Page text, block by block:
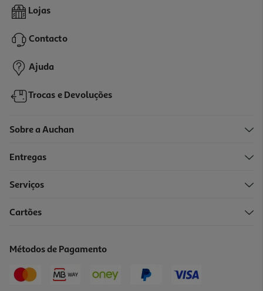
Teclados Gaming Razer Blackwidow V3 Rgb
79,99 €
Lojas
Contacto
Ajuda
Trocas e Devoluções
Sobre a Auchan
Entregas
Serviços
Cartões
Métodos de Pagamento